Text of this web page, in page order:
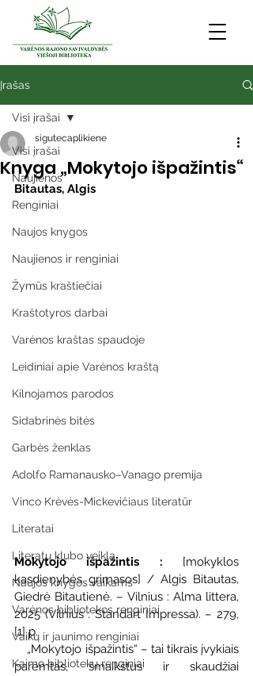
Įrašas
Visi įrašai
Naujienos
Renginiai
Naujos knygos
Naujienos ir renginiai
Žymūs kraštiečiai
Kraštotyros darbai
Varėnos kraštas spaudoje
Leidiniai apie Varėnos kraštą
Kilnojamos parodos
Sidabrinės bitės
Garbės ženklas
Adolfo Ramanausko–Vanago premija
Vinco Krėvės-Mickevičiaus literatūr
Literatai
Literatų klubo veikla
Naujos knygos vaikams
Varėnos bibliotekos renginiai
Vaikų ir jaunimo renginiai
Kaimo bibliotekų renginiai
Visi įrašai
Knyga „Mokytojo išpažintis“
sigutecaplikiene
Bitautas, Algis
Mokytojo išpažintis : [mokyklos
kasdienybės grimasos] / Algis Bitautas,
Giedrė Bitautienė. – Vilnius : Alma littera,
2025 (Vilnius : Standart Impressa). – 279,
[1] p.
„Mokytojo išpažintis“ – tai tikrais įvykiais
paremtas, šmaikštus ir skaudžiai